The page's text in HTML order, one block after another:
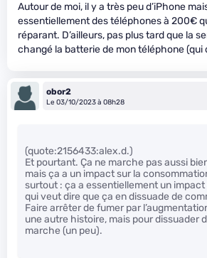
Autour de moi, il y a très peu d’iPhone
essentiellement des téléphones à 200€
réparant. D’ailleurs, pas plus tard que la
changé la batterie de mon téléphone (qui
obor2
Le 03/10/2023 à 08h28
(quote:2156433:alex.d.)
Et pourtant. Ça ne marche pas aussi
mais ça a un impact sur la
surtout : ça a essentiellement un impact
qui veut dire que ça en dissuade de
Faire arrêter de fumer par
une autre histoire, mais pour dissuader
marche (un peu).